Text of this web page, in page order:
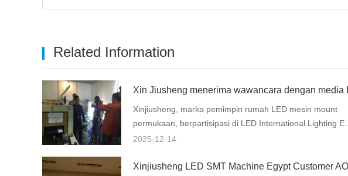
Related Information
Xinjiusheng, marka pemimpin rumah LED mesin mount
permukaan, berpartisipasi di LED International Lighting E...
2025-12-14